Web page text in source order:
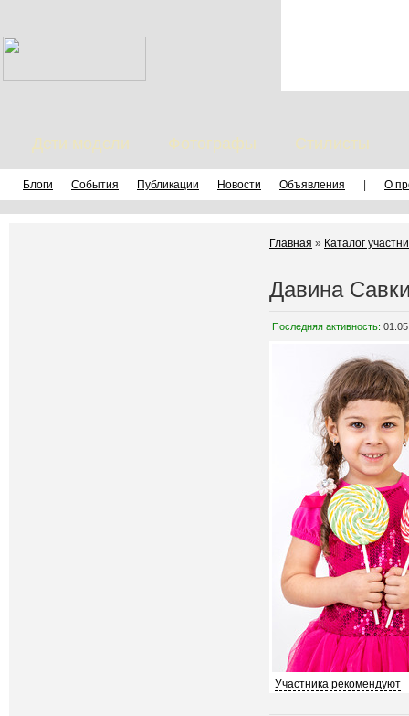
Дети модели Фотографы Стилисты
Блоги События Публикации Новости Объявления О
Главная » Каталог
Давина
Последняя активность:
Участника рекомендуют